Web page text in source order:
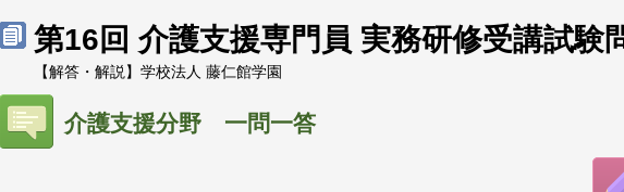
第16回 介護支援専門員 実務研修受講試験
【解答・解説】学校法人 藤仁館学園
介護支援分野 一問一答